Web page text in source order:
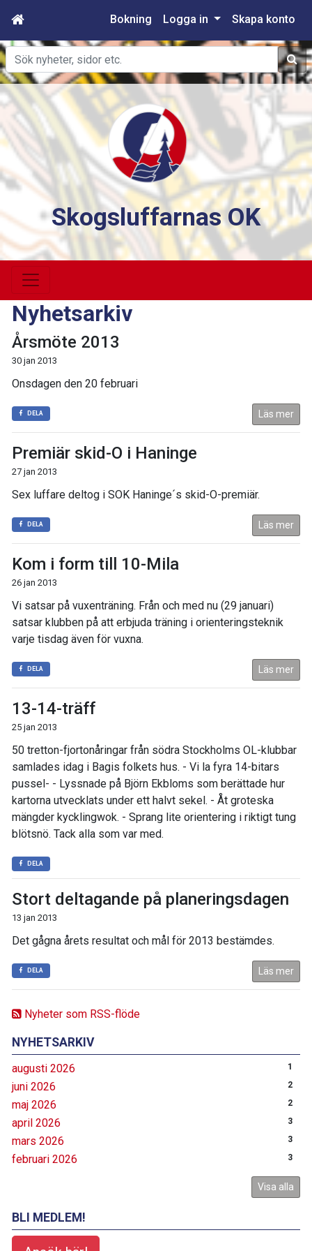
Bokning Logga in Skapa konto
Sök
Skogsluffarnas OK
Nyheter som RSS-flöde
NYHETSARKIV
augusti 2026 1
juni 2026 2
maj 2026 2
april 2026 3
mars 2026 3
februari 2026 3
Visa alla
BLI MEDLEM!
Nyhetsarkiv
Årsmöte 2013
30 jan 2013
Onsdagen den 20 februari
DELA Läs mer
Premiär skid-O i Haninge
27 jan 2013
Sex luffare deltog i SOK Haninge´s skid-O-premiär.
DELA Läs mer
Kom i form till 10-Mila
26 jan 2013
Vi satsar på vuxenträning. Från och med nu (29 januari)
satsar klubben på att erbjuda träning i orienteringsteknik
varje tisdag även för vuxna.
DELA Läs mer
13-14-träff
25 jan 2013
50 tretton-fjortonåringar från södra Stockholms OL-klubbar
samlades idag i Bagis folkets hus. - Vi la fyra 14-bitars
pussel- - Lyssnade på Björn Ekbloms som berättade hur
kartorna utvecklats under ett halvt sekel. - Åt groteska
mängder kycklingwok. - Sprang lite orientering i riktigt tung
blötsnö. Tack alla som var med.
DELA
Stort deltagande på planeringsdagen
13 jan 2013
Det gågna årets resultat och mål för 2013 bestämdes.
DELA Läs mer